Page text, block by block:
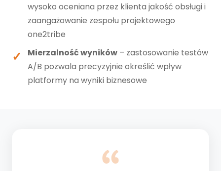
wysoko oceniana przez klienta jakość obsługi i
zaangażowanie zespołu projektowego
one2tribe
Mierzalność wyników – zastosowanie testów
A/B pozwala precyzyjnie określić wpływ
platformy na wyniki biznesowe